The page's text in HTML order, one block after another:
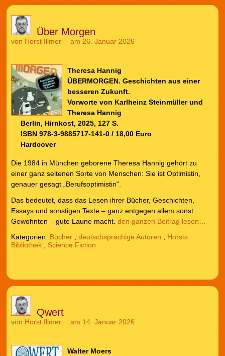
Über Morgen
von Horst Illmer am 26. Januar 2026
Theresa Hannig
ÜBERMORGEN. Geschichten aus einer
besseren Zukunft.
Vorworte von Karlheinz Steinmüller und
Theresa Hannig
Berlin, Hirnkost, 2025, 127 S.
ISBN 978-3-9885717-141-0 / 18,00 Euro
Hardcover
Die 1984 in München geborene Theresa Hannig gehört zu
einer ganz seltenen Sorte von Menschen: Sie ist Optimistin,
genauer gesagt „Berufsoptimistin“.
Das bedeutet, dass das Lesen ihrer Bücher, Geschichten,
Essays und sonstigen Texte – ganz entgegen allem sonst
Gewohnten – gute Laune macht. den ganzen Beitrag lesen…
Kategorien: Bücher, deutschsprachige Autoren
Horsts
Bibliothek, Science Fiction
Qwert
von Horst Illmer am 14. Januar 2026
Walter Moers